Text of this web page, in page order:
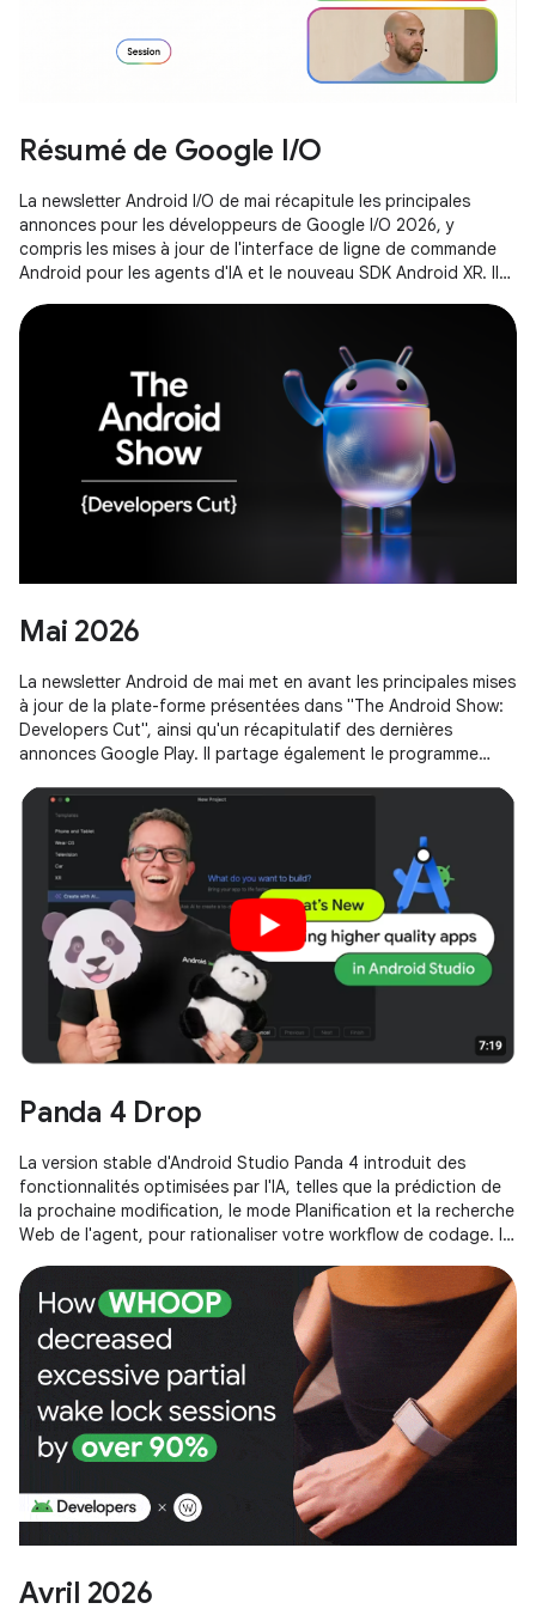
Résumé de Google I/O
La newsletter Android I/O de mai récapitule les principales
annonces pour les développeurs de Google I/O 2026, y
compris les mises à jour de l'interface de ligne de commande
Android pour les agents d'IA et le nouveau SDK Android XR. Il
nouveaux effets Media3 AI qui seront disponibles sur
Mai 2026
La newsletter Android de mai met en avant les principales mises
à jour de la plate-forme présentées dans "The Android Show:
Developers Cut", ainsi qu'un récapitulatif des dernières
annonces Google Play. Il partage également le programme
Google I/O 2026.
Panda 4 Drop
La version stable d'Android Studio Panda 4 introduit des
fonctionnalités optimisées par l'IA, telles que la prédiction de
la prochaine modification, le mode Planification et la recherche
Web de l'agent, pour rationaliser votre workflow de codage. Il
l'API Gemini et la possibilité d'intégrer facilement des modèles
d'IA tiers directement dans votre IDE.
Avril 2026